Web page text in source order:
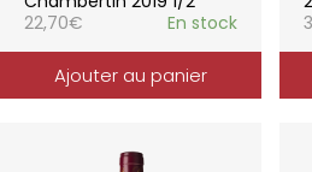
22,70€ En stock
Ajouter au panier